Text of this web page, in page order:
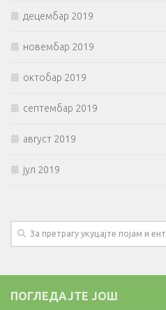
децембар 2019
новембар 2019
октобар 2019
септембар 2019
август 2019
јул 2019
ПОГЛЕДАЈТЕ ЈОШ